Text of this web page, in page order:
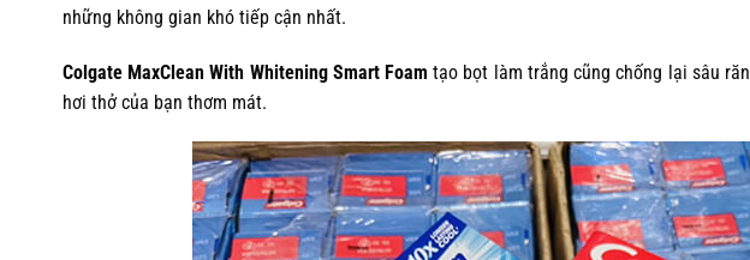
những không gian khó tiếp cận nhất.
Colgate MaxClean With Whitening Smart Foam tạo bọt làm trắng cũng chống lại sâu
hơi thở của bạn thơm mát.